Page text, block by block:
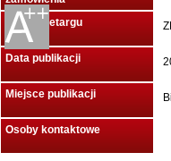
Znak przetargu
Data publikacji
Miejsce publikacji
Osoby kontaktowe